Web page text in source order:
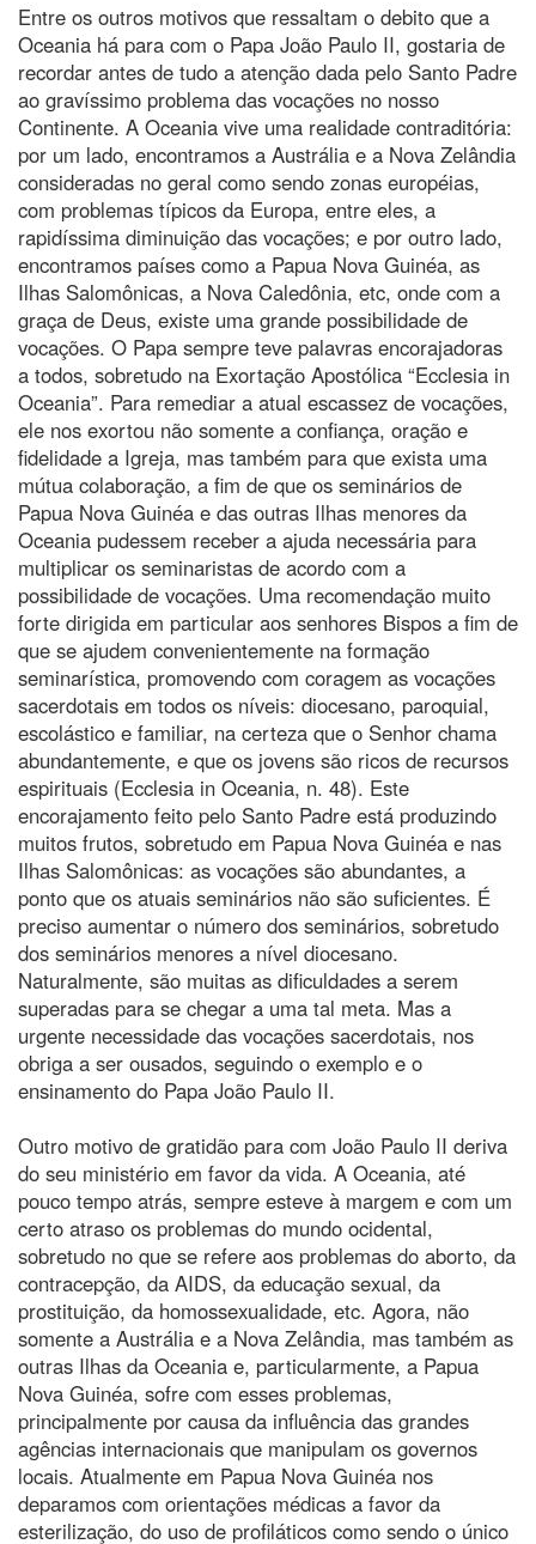
Entre os outros motivos que ressaltam o debito que a
Oceania há para com o Papa João Paulo II, gostaria de
recordar antes de tudo a atenção dada pelo Santo Padre
ao gravíssimo problema das vocações no nosso
Continente. A Oceania vive uma realidade contraditória:
por um lado, encontramos a Austrália e a Nova Zelândia
consideradas no geral como sendo zonas européias,
com problemas típicos da Europa, entre eles, a
rapidíssima diminuição das vocações; e por outro lado,
encontramos países como a Papua Nova Guinéa, as
Ilhas Salomônicas, a Nova Caledônia, etc, onde com a
graça de Deus, existe uma grande possibilidade de
vocações. O Papa sempre teve palavras encorajadoras
a todos, sobretudo na Exortação Apostólica “Ecclesia in
Oceania”. Para remediar a atual escassez de vocações,
ele nos exortou não somente a confiança, oração e
fidelidade a Igreja, mas também para que exista uma
mútua colaboração, a fim de que os seminários de
Papua Nova Guinéa e das outras Ilhas menores da
Oceania pudessem receber a ajuda necessária para
multiplicar os seminaristas de acordo com a
possibilidade de vocações. Uma recomendação muito
forte dirigida em particular aos senhores Bispos a fim de
que se ajudem convenientemente na formação
seminarística, promovendo com coragem as vocações
sacerdotais em todos os níveis: diocesano, paroquial,
escolástico e familiar, na certeza que o Senhor chama
abundantemente, e que os jovens são ricos de recursos
espirituais (Ecclesia in Oceania, n. 48). Este
encorajamento feito pelo Santo Padre está produzindo
muitos frutos, sobretudo em Papua Nova Guinéa e nas
Ilhas Salomônicas: as vocações são abundantes, a
ponto que os atuais seminários não são suficientes. É
preciso aumentar o número dos seminários, sobretudo
dos seminários menores a nível diocesano.
Naturalmente, são muitas as dificuldades a serem
superadas para se chegar a uma tal meta. Mas a
urgente necessidade das vocações sacerdotais, nos
obriga a ser ousados, seguindo o exemplo e o
ensinamento do Papa João Paulo II.
Outro motivo de gratidão para com João Paulo II deriva
do seu ministério em favor da vida. A Oceania, até
pouco tempo atrás, sempre esteve à margem e com um
certo atraso os problemas do mundo ocidental,
sobretudo no que se refere aos problemas do aborto, da
contracepção, da AIDS, da educação sexual, da
prostituição, da homossexualidade, etc. Agora, não
somente a Austrália e a Nova Zelândia, mas também as
outras Ilhas da Oceania e, particularmente, a Papua
Nova Guinéa, sofre com esses problemas,
principalmente por causa da influência das grandes
agências internacionais que manipulam os governos
locais. Atualmente em Papua Nova Guinéa nos
deparamos com orientações médicas a favor da
esterilização, do uso de profiláticos como sendo o único